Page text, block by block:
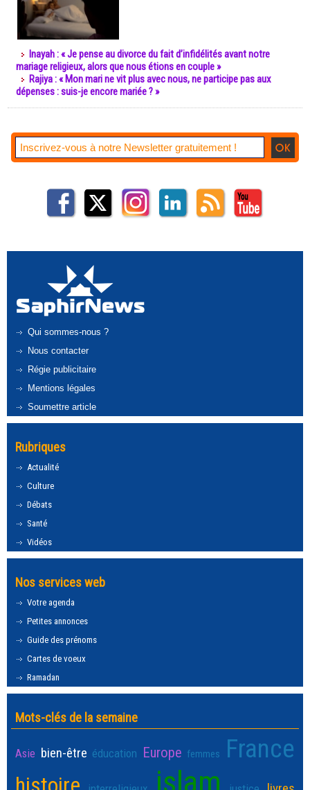
Inayah : « Je pense au divorce du fait d’infidélités avant notre
mariage religieux, alors que nous étions en couple »
Rajiya : « Mon mari ne vit plus avec nous, ne participe pas aux
dépenses : suis-je encore mariée ? »
Qui sommes-nous ?
Nous contacter
Régie publicitaire
Mentions légales
Soumettre article
Rubriques
Actualité
Culture
Débats
Santé
Vidéos
Nos services web
Votre agenda
Petites annonces
Guide des prénoms
Cartes de voeux
Ramadan
Mots-clés de la semaine
Asie bien-être éducation Europe femmes France
islam